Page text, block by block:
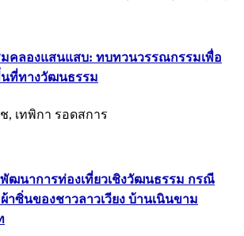
คลองแสนแสบ: ทบทวนวรรณกรรมเพื่อ
นที่ทางวัฒนธรรม
เทพิกา รอดสการ
ฒนาการท่องเที่ยวเชิงวัฒนธรรม กรณี
าซิ่นของชาวลาวเวียง บ้านเนินขาม